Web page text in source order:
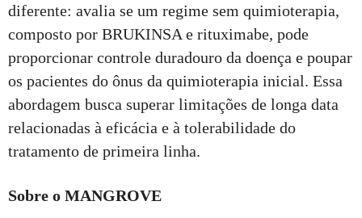
diferente: avalia se um regime sem quimioterapia,
composto por BRUKINSA e rituximabe, pode
proporcionar controle duradouro da doença e poupar
os pacientes do ônus da quimioterapia inicial. Essa
abordagem busca superar limitações de longa data
relacionadas à eficácia e à tolerabilidade do
tratamento de primeira linha.
Sobre o MANGROVE